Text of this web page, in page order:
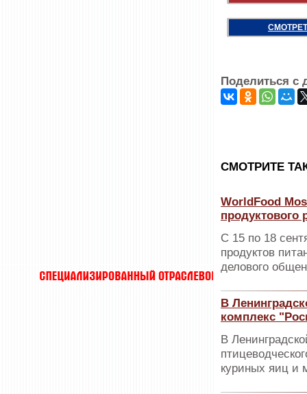
Поделиться с
CМОТРИТЕ
WorldFood
продуктового
С 15 по 18
продуктов
делового
В
комплекс
В
куриных яиц и